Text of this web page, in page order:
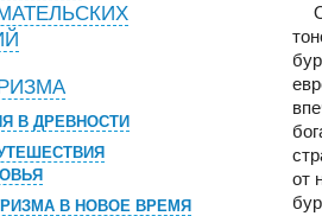
В ДРЕВНОСТИ
В НОВОЕ ВРЕМЯ
от